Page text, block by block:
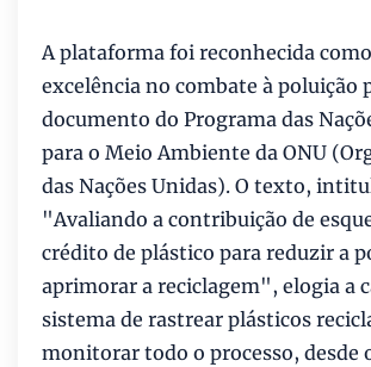
A plataforma foi reconhecida
excelência no combate à poluição
documento do Programa das
para o Meio Ambiente da ONU
das Nações Unidas). O texto,
"Avaliando a contribuição de
crédito de plástico para reduzir a
aprimorar a reciclagem", elogia a
sistema de rastrear plásticos
monitorar todo o processo, desde